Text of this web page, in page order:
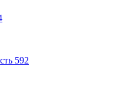
592